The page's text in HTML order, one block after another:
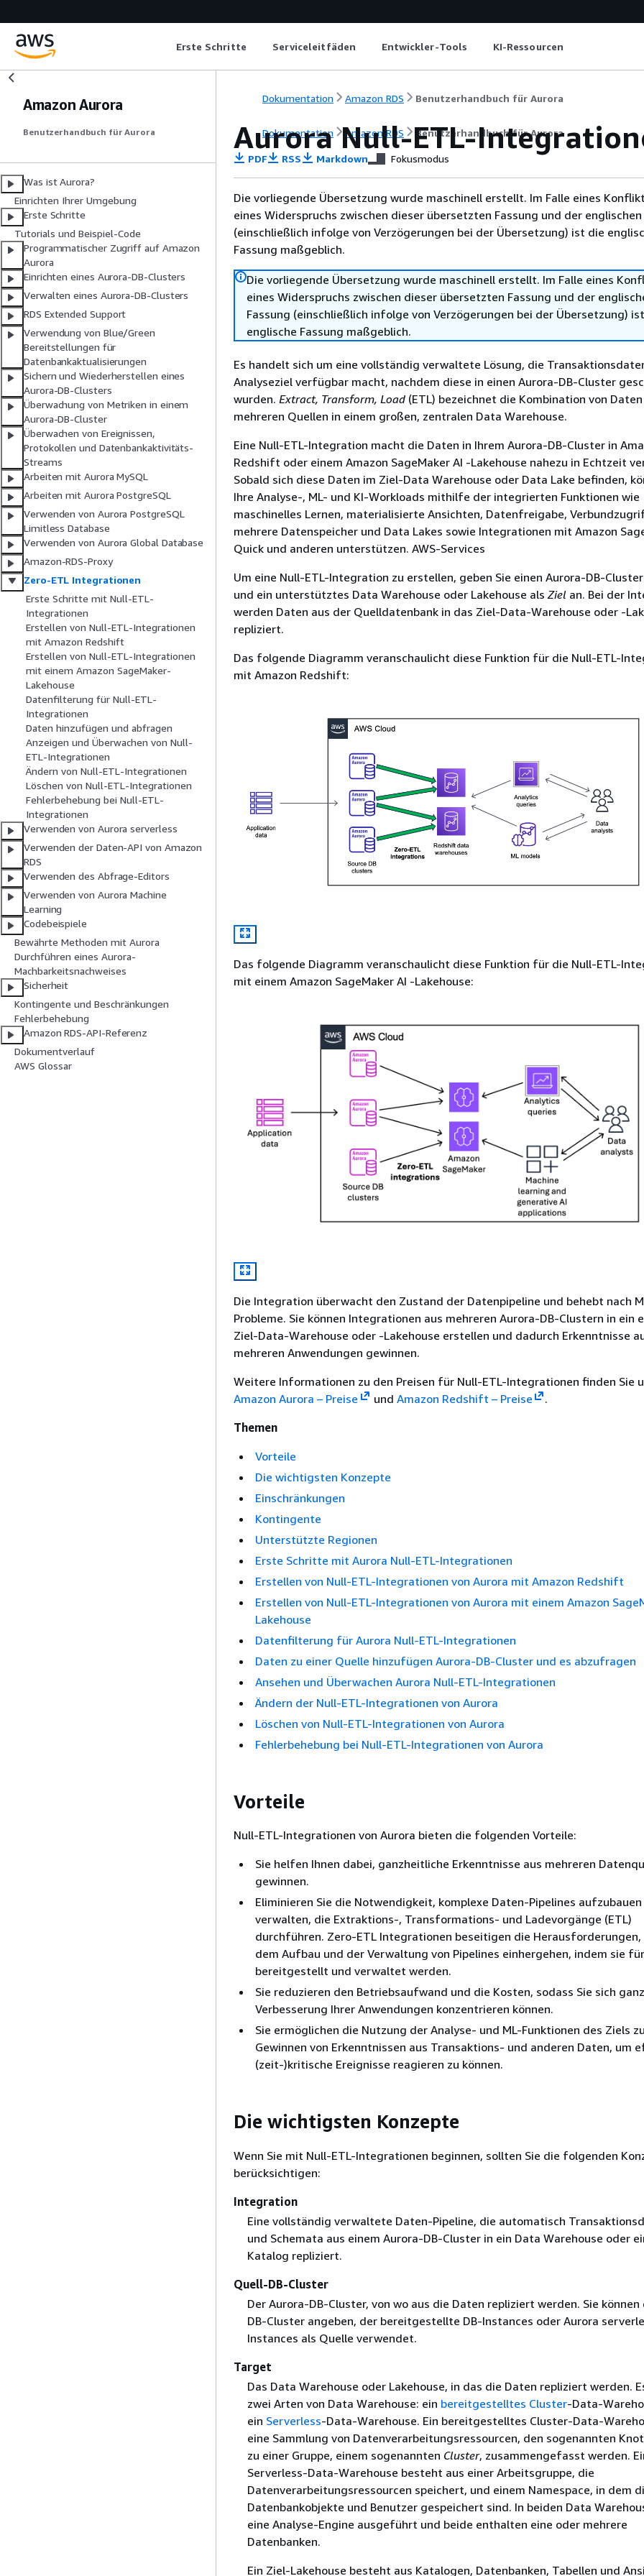
Erste Schritte Serviceleitfäden Entwickler-Tools KI-Ressourcen
Amazon Aurora
Benutzerhandbuch für Aurora
Was ist Aurora?
Einrichten Ihrer Umgebung
Erste Schritte
Tutorials und Beispiel-Code
Programmatischer Zugriff auf Amazon
Aurora
Einrichten eines Aurora-DB-Clusters
Verwalten eines Aurora-DB-Clusters
RDS Extended Support
Verwendung von Blue/Green
Bereitstellungen für
Datenbankaktualisierungen
Sichern und Wiederherstellen eines
Aurora-DB-Clusters
Überwachung von Metriken in einem
Aurora-DB-Cluster
Überwachen von Ereignissen,
Protokollen und Datenbankaktivitäts-
Streams
Arbeiten mit Aurora MySQL
Arbeiten mit Aurora PostgreSQL
Verwenden von Aurora PostgreSQL
Limitless Database
Verwenden von Aurora Global Database
Amazon-RDS-Proxy
Zero-ETL Integrationen
Erste Schritte mit Null-ETL-
Integrationen
Erstellen von Null-ETL-Integrationen
mit Amazon Redshift
Erstellen von Null-ETL-Integrationen
mit einem Amazon SageMaker-
Lakehouse
Datenfilterung für Null-ETL-
Integrationen
Daten hinzufügen und abfragen
Anzeigen und Überwachen von Null-
ETL-Integrationen
Ändern von Null-ETL-Integrationen
Löschen von Null-ETL-Integrationen
Fehlerbehebung bei Null-ETL-
Integrationen
Verwenden von Aurora serverless
Verwenden der Daten-API von Amazon
RDS
Verwenden des Abfrage-Editors
Verwenden von Aurora Machine
Learning
Codebeispiele
Bewährte Methoden mit Aurora
Durchführen eines Aurora-
Machbarkeitsnachweises
Sicherheit
Kontingente und Beschränkungen
Fehlerbehebung
Amazon RDS-API-Referenz
Dokumentverlauf
AWS Glossar
Dokumentation Amazon RDS Benutzerhandbuch für Aurora
Dokumentation Amazon RDS Benutzerhandbuch für Aurora
AuroraNull-ETL-
PDF RSS Markdown Fokusmodus
Die vorliegende Übersetzung wurde maschinell erstellt. Im Falle eines
eines Widerspruchs zwischen dieser übersetzten Fassung und der englischen
(einschließlich infolge von Verzögerungen bei der Übersetzung) ist die
Fassung maßgeblich.
Die vorliegende Übersetzung wurde maschinell erstellt. Im Falle eines
eines Widerspruchs zwischen dieser übersetzten Fassung und der
Fassung (einschließlich infolge von Verzögerungen bei der Übersetzung)
englische Fassung maßgeblich.
Es handelt sich um eine vollständig verwaltete Lösung, die
Analyseziel verfügbar macht, nachdem diese in einen Aurora-DB-Cluster
wurden. Extract, Transform, Load (ETL) bezeichnet die Kombination von
mehreren Quellen in einem großen, zentralen Data Warehouse.
Eine Null-ETL-Integration macht die Daten in Ihrem Aurora-DB-Cluster in
Redshift oder einem Amazon SageMaker AI -Lakehouse nahezu in Echtzeit
Sobald sich diese Daten im Ziel-Data Warehouse oder Data Lake befinden,
Ihre Analyse-, ML- und KI-Workloads mithilfe der integrierten Funktionen wie
maschinelles Lernen, materialisierte Ansichten, Datenfreigabe,
mehrere Datenspeicher und Data Lakes sowie Integrationen mit Amazon
Quick und anderen unterstützen. AWS-Services
Um eine Null-ETL-Integration zu erstellen, geben Sie einen Aurora-DB-Cluster
und ein unterstütztes Data Warehouse oder Lakehouse alsZiel an. Bei der
werden Daten aus der Quelldatenbank in das Ziel-Data-Warehouse oder -
repliziert.
Das folgende Diagramm veranschaulicht diese Funktion für die Null-ETL-
mit Amazon Redshift:
Das folgende Diagramm veranschaulicht diese Funktion für die Null-ETL-
mit einem Amazon SageMaker AI -Lakehouse:
Die Integration überwacht den Zustand der Datenpipeline und behebt nach
Probleme. Sie können Integrationen aus mehreren Aurora-DB-Clustern in ein
Ziel-Data-Warehouse oder -Lakehouse erstellen und dadurch Erkenntnisse
mehreren Anwendungen gewinnen.
Weitere Informationen zu den Preisen für Null-ETL-Integrationen finden Sie
Amazon Aurora – Preise
und Amazon Redshift – Preise
.
Themen
Vorteile
Die wichtigsten Konzepte
Einschränkungen
Kontingente
Unterstützte Regionen
Erste Schritte mit Aurora Null-ETL-Integrationen
Erstellen von Null-ETL-Integrationen von Aurora mit Amazon Redshift
Erstellen von Null-ETL-Integrationen von Aurora mit einem Amazon
Lakehouse
Datenfilterung für Aurora Null-ETL-Integrationen
Daten zu einer Quelle hinzufügen Aurora-DB-Cluster und es abzufragen
Ansehen und Überwachen Aurora Null-ETL-Integrationen
Ändern der Null-ETL-Integrationen von Aurora
Löschen von Null-ETL-Integrationen von Aurora
Fehlerbehebung bei Null-ETL-Integrationen von Aurora
Vorteile
Null-ETL-Integrationen von Aurora bieten die folgenden Vorteile:
Sie helfen Ihnen dabei, ganzheitliche Erkenntnisse aus mehreren
gewinnen.
Eliminieren Sie die Notwendigkeit, komplexe Daten-Pipelines aufzubauen
verwalten, die Extraktions-, Transformations- und Ladevorgänge (ETL)
durchführen. Zero-ETL Integrationen beseitigen die
dem Aufbau und der Verwaltung von Pipelines einhergehen, indem sie
bereitgestellt und verwaltet werden.
Sie reduzieren den Betriebsaufwand und die Kosten, sodass Sie sich
Verbesserung Ihrer Anwendungen konzentrieren können.
Sie ermöglichen die Nutzung der Analyse- und ML-Funktionen des Ziels
Gewinnen von Erkenntnissen aus Transaktions- und anderen Daten, um
(zeit-)kritische Ereignisse reagieren zu können.
Die wichtigsten Konzepte
Wenn Sie mit Null-ETL-Integrationen beginnen, sollten Sie die folgenden
berücksichtigen:
Integration
Eine vollständig verwaltete Daten-Pipeline, die automatisch
und Schemata aus einem Aurora-DB-Clusterin ein Data Warehouse oder
Katalog repliziert.
Quell-DB-Cluster
Der Aurora-DB-Cluster, von wo aus die Daten repliziert werden. Sie können
DB-Cluster angeben, der bereitgestellte DB-Instances oder Aurora
Instances als Quelle verwendet.
Target
Das Data Warehouse oder Lakehouse, in das die Daten repliziert werden.
zwei Arten von Data Warehouse: ein bereitgestelltes Cluster-Data-
ein Serverless-Data-Warehouse. Ein bereitgestelltes Cluster-Data-
eine Sammlung von Datenverarbeitungsressourcen, den sogenannten
zu einer Gruppe, einem sogenannten Cluster, zusammengefasst werden.
Serverless-Data-Warehouse besteht aus einer Arbeitsgruppe, die
Datenverarbeitungsressourcen speichert, und einem Namespace, in dem
Datenbankobjekte und Benutzer gespeichert sind. In beiden Data
eine Analyse-Engine ausgeführt und beide enthalten eine oder mehrere
Datenbanken.
Ein Ziel-Lakehouse besteht aus Katalogen, Datenbanken, Tabellen und